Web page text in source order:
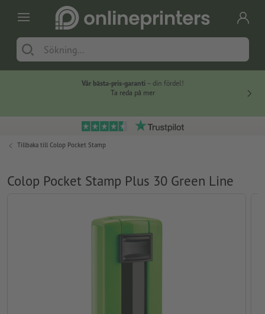
Vår bästa-pris-garanti – din fördel!
Ta reda på mer
Tillbaka till Colop Pocket Stamp
Colop Pocket Stamp Plus 30 Green Line